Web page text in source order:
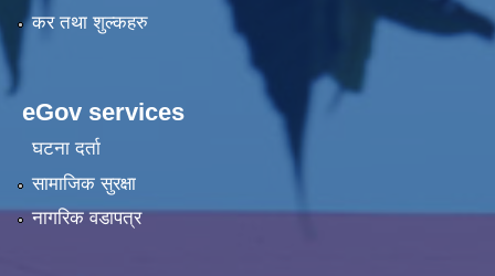
कर तथा शुल्कहरु
eGov services
घटना दर्ता
सामाजिक सुरक्षा
नागरिक वडापत्र